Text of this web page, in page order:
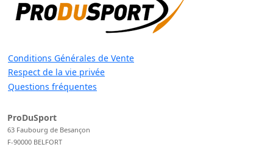
Conditions Générales de Vente
Respect de la vie privée
Questions fréquentes
ProDuSport
63 Faubourg de Besançon
F-90000 BELFORT